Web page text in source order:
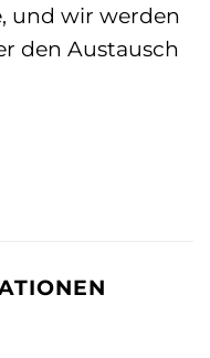
und wir werden
den Austausch